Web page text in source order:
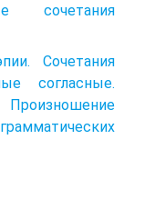
сочетания
Сочетания
согласные.